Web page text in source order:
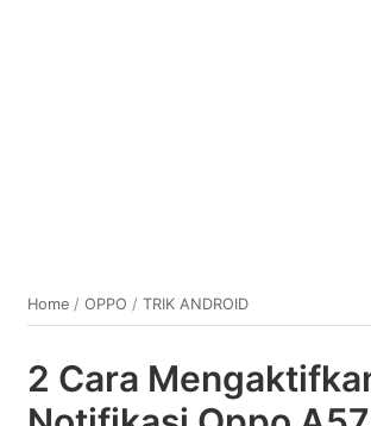
Home /OPPO /TRIK ANDROID
2 Cara